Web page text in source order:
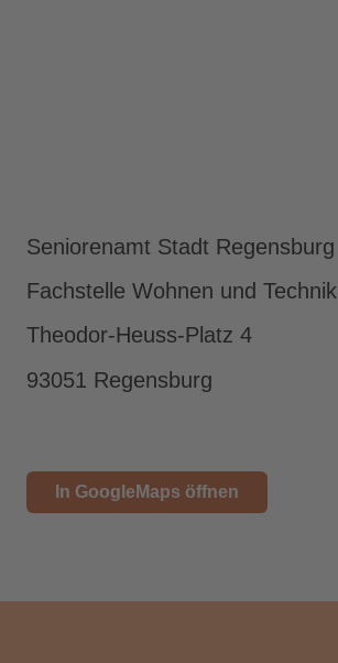
Seniorenamt Stadt Regensburg
Fachstelle Wohnen und Technik
Theodor-Heuss-Platz 4
93051 Regensburg
In GoogleMaps öffnen